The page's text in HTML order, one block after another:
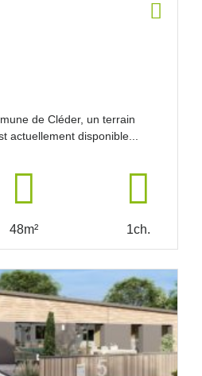
de Cléder, un terrain
actuellement disponible...
48m² 1ch.